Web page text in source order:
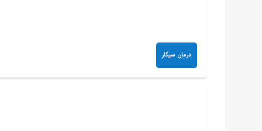
درمان سیگار